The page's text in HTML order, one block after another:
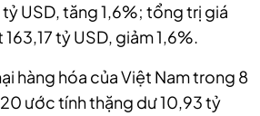
tỷ USD, tăng 1,6%; tổng trị giá
tỷ USD, giảm 1,6%.
hàng hóa của Việt Nam trong 8
ước tính thặng dư 10,93 tỷ